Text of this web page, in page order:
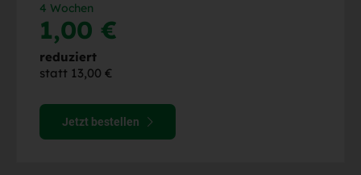
4 Wochen
1,00 €
reduziert
statt 13,00 €
Jetzt bestellen